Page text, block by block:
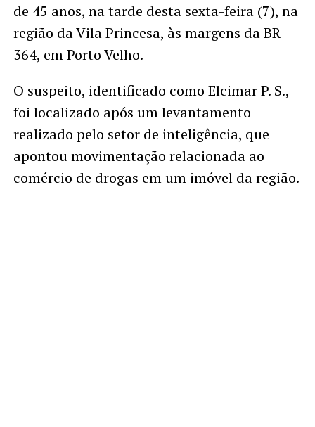
de 45 anos, na tarde desta sexta-feira (7), na
região da Vila Princesa, às margens da BR-
364, em Porto Velho.
O suspeito, identificado como Elcimar P. S.,
foi localizado após um levantamento
realizado pelo setor de inteligência, que
apontou movimentação relacionada ao
comércio de drogas em um imóvel da região.